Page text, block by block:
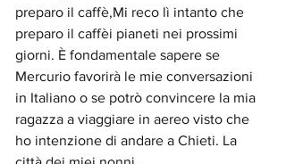
preparo il caffè,Mi reco lì intanto che
preparo il caffèi pianeti nei prossimi
giorni. È fondamentale sapere se
Mercurio favorirà le mie conversazioni
in Italiano o se potrò convincere la mia
ragazza a viaggiare in aereo visto che
ho intenzione di andare a Chieti. La